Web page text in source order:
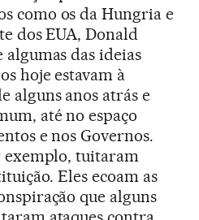
como os da Hungria e
dos EUA, Donald
das ideias
hoje estavam à
alguns anos atrás e
até no espaço
e nos Governos.
exemplo, tuitaram
Eles ecoam as
que alguns